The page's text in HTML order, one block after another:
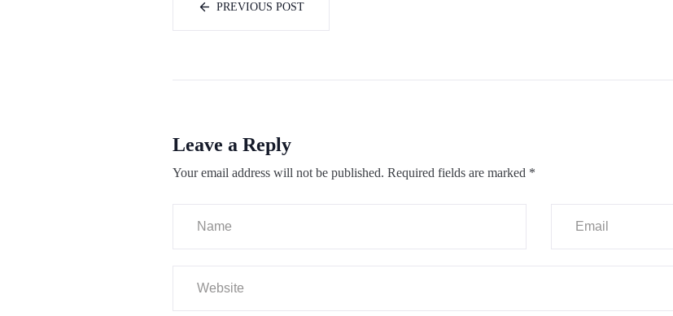
PREVIOUS POST
Leave a Reply
Your email address will not be published. Required fields are marked *